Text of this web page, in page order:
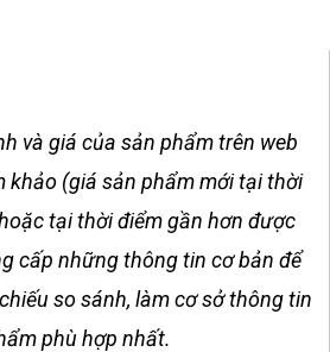
và giá của sản phẩm trên web
khảo (giá sản phẩm mới tại thời
tại thời điểm gần hơn được
cấp những thông tin cơ bản để
so sánh, làm cơ sở thông tin
phù hợp nhất.